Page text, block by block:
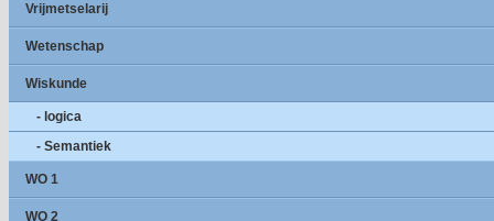
Vrijmetselarij
Wetenschap
Wiskunde
- logica
- Semantiek
WO 1
WO 2